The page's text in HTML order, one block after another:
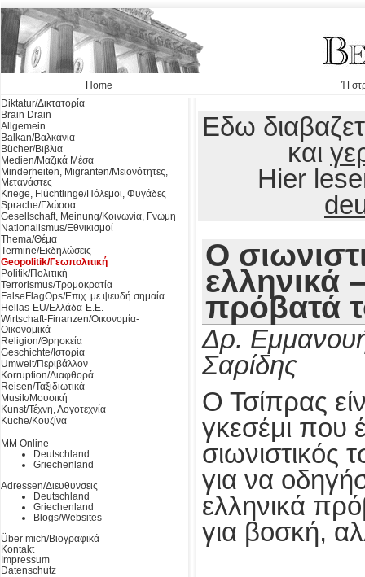
Home
Ή
Diktatur/Δικτατορία
Brain Drain
Allgemein
Balkan/Βαλκάνια
Bücher/Βιβλια
Medien/Μαζικά Μέσα
Minderheiten, Migranten/Μειονότητες,
Μετανάστες
Kriege, Flüchtlinge/Πόλεμοι, Φυγάδες
Sprache/Γλώσσα
Gesellschaft, Meinung/Κοινωνία, Γνώμη
Nationalismus/Εθνικισμοί
Thema/Θέμα
Termine/Εκδηλώσεις
Geopolitik/Γεωπολιτική
Politik/Πολιτική
Terrorismus/Τρομοκρατία
FalseFlagOps/Επιχ. με ψευδή σημαία
Hellas-EU/Ελλάδα-Ε.Ε.
Wirtschaft-Finanzen/Οικονομία-
Οικονομικά
Religion/Θρησκεία
Geschichte/Ιστορία
Umwelt/Περιβάλλον
Korruption/Διαφθορά
Reisen/Ταξιδιωτικά
Musik/Μουσική
Kunst/Τέχνη, Λογοτεχνία
Küche/Κουζίνα
MM Online
Deutschland
Griechenland
Adressen/Διευθυνσεις
Deutschland
Griechenland
Blogs/Websites
Über mich/Βιογραφικά
Kontakt
Impressum
Datenschutz
Εδω
και
Hier
Ο
ελληνικά
πρόβατά
Δρ.
Σαρίδης
Ο Τσίπρας
γκεσέμι που
σιωνιστικός
για να
ελληνικά
για βοσκή,